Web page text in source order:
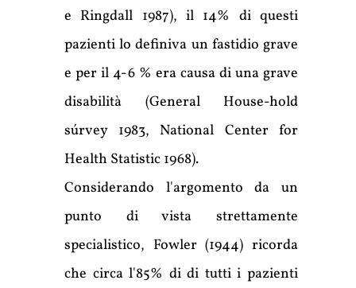
e Ringdall 1987), il 14% di questi
pazienti lo definiva un fastidio grave
e per il 4-6 % era causa di una grave
disabilità (General House-hold
súrvey 1983, National Center for
Health Statistic 1968).
Considerando l'argomento da un
punto di vista strettamente
specialistico, Fowler (1944) ricorda
che circa l'85% di di tutti i pazienti